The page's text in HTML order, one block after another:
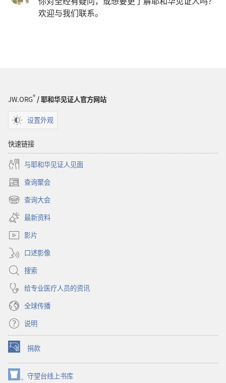
欢迎与我们联系。
JW.ORG® / 耶和华见证人官方网站
设置外观
快速链接
与耶和华见证人见面
查询聚会
（打
开
新
窗
口）
查询大会
（打
开
新
窗
口）
最新资料
影片
口述影像
搜索
给专业医疗人员的资讯
全球传播
说明
捐款
（打
开
新
守望台线上书库
（打